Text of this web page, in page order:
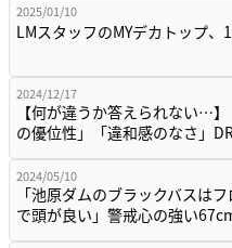
2025/01/10
LMスタッフのMYデカトップ、
2024/12/17
【何が違うか答えられない…
の優位性」「違和感のなさ」
2024/05/10
「池原ダムのブラックバスは
で頭が良い」警戒心の強い